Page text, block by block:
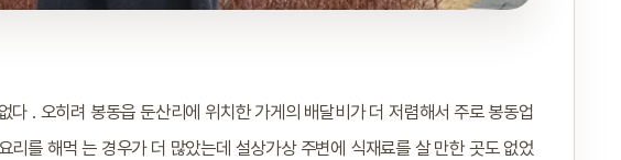
다 . 오히려 봉동읍 둔산리에 위치한 가게의 배달비가 더 저렴해서 주로 봉동업
리를 해먹 는 경우가 더 많았는데 설상가상 주변에 식재료를 살 만한 곳도 없었